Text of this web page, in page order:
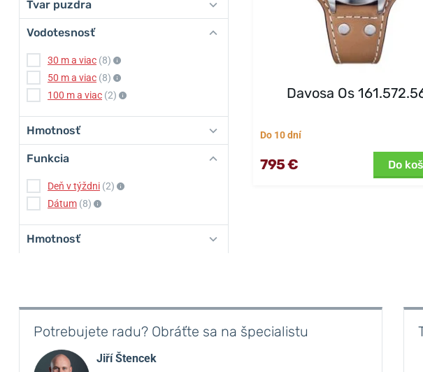
Tvar puzdra
Vodotesnosť
30 m a viac (8)
50 m a viac (8)
100 m a viac (2)
Hmotnosť
Funkcia
Deň v týždni (2)
Dátum (8)
Hmotnosť
Davosa Os
Do 10 dní
795 € Do
Potrebujete radu? Obráťte sa na špecialistu
Jiří Štencek